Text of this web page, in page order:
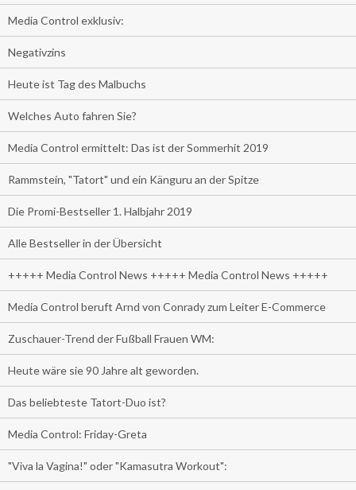
Media Control exklusiv:
Negativzins
Heute ist Tag des Malbuchs
Welches Auto fahren Sie?
Media Control ermittelt: Das ist der Sommerhit 2019
Rammstein, "Tatort" und ein Känguru an der Spitze
Die Promi-Bestseller 1. Halbjahr 2019
Alle Bestseller in der Übersicht
+++++ Media Control News +++++ Media Control News +++++
Media Control beruft Arnd von Conrady zum Leiter E-Commerce
Zuschauer-Trend der Fußball Frauen WM:
Heute wäre sie 90 Jahre alt geworden.
Das beliebteste Tatort-Duo ist?
Media Control: Friday-Greta
"Viva la Vagina!" oder "Kamasutra Workout":